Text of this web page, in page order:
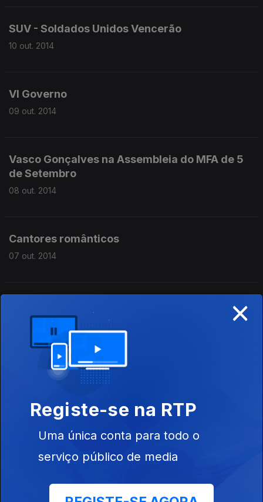
SUV - Soldados Unidos Vencerão
10 out. 2014
VI Governo
09 out. 2014
Vasco Gonçalves na Assembleia do MFA de 5
de Setembro
08 out. 2014
Cantores românticos
07 out. 2014
06 out. 2014
Timor - Agosto de '75
Agosto de '75 - Projecto Jesuíno e «Caso DN»
×
Registe-se na RTP
Uma única conta para todo o
serviço público de media